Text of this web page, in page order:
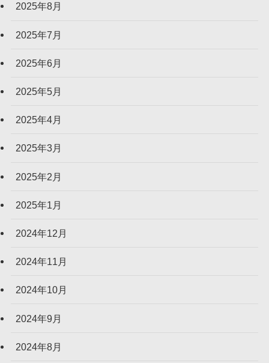
2025年8月
2025年7月
2025年6月
2025年5月
2025年4月
2025年3月
2025年2月
2025年1月
2024年12月
2024年11月
2024年10月
2024年9月
2024年8月